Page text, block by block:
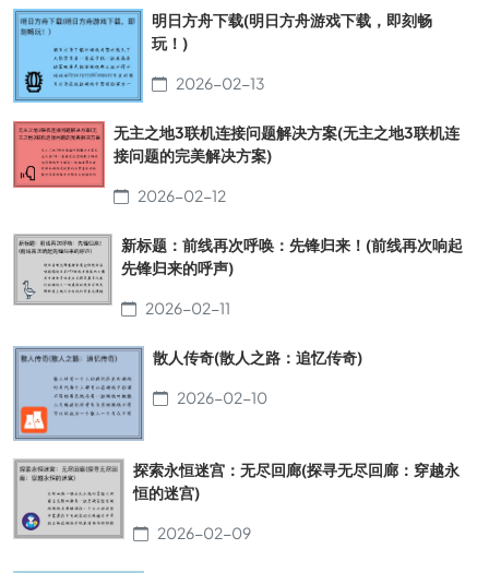
明日方舟下载(明日方舟游戏下载，即刻畅
玩！)
2026-02-13
无主之地3联机连接问题解决方案(无主之地3联机连
接问题的完美解决方案)
2026-02-12
新标题：前线再次呼唤：先锋归来！(前线再次响起
先锋归来的呼声)
2026-02-11
散人传奇(散人之路：追忆传奇)
2026-02-10
探索永恒迷宫：无尽回廊(探寻无尽回廊：穿越永
恒的迷宫)
2026-02-09